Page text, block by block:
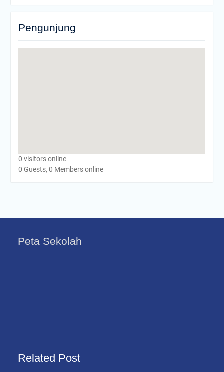
Pengunjung
0 visitors online
0 Guests, 0 Members online
Peta Sekolah
Related Post